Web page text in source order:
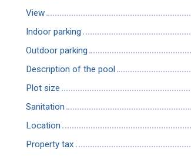
View
Indoor parking
Outdoor parking
Description of the pool
Plot size
Sanitation
Location
Property tax